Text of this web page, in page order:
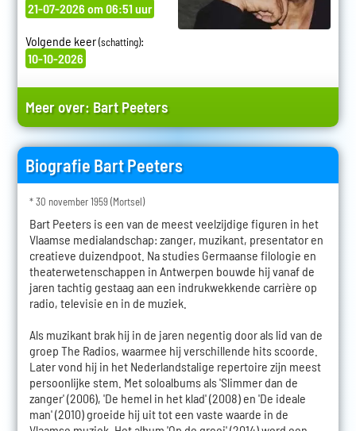
21-07-2026 om 06:51 uur
Volgende keer(schatting):
10-10-2026
Meer over: Bart Peeters
Biografie Bart Peeters
* 30 november 1959 (Mortsel)
Bart Peeters is een van de meest veelzijdige figuren in het
Vlaamse medialandschap: zanger, muzikant, presentator en
creatieve duizendpoot. Na studies Germaanse filologie en
theaterwetenschappen in Antwerpen bouwde hij vanaf de
jaren tachtig gestaag aan een indrukwekkende carrière op
radio, televisie en in de muziek.
Als muzikant brak hij in de jaren negentig door als lid van de
groep The Radios, waarmee hij verschillende hits scoorde.
Later vond hij in het Nederlandstalige repertoire zijn meest
persoonlijke stem. Met soloalbums als 'Slimmer dan de
zanger' (2006), 'De hemel in het klad' (2008) en 'De ideale
man' (2010) groeide hij uit tot een vaste waarde in de